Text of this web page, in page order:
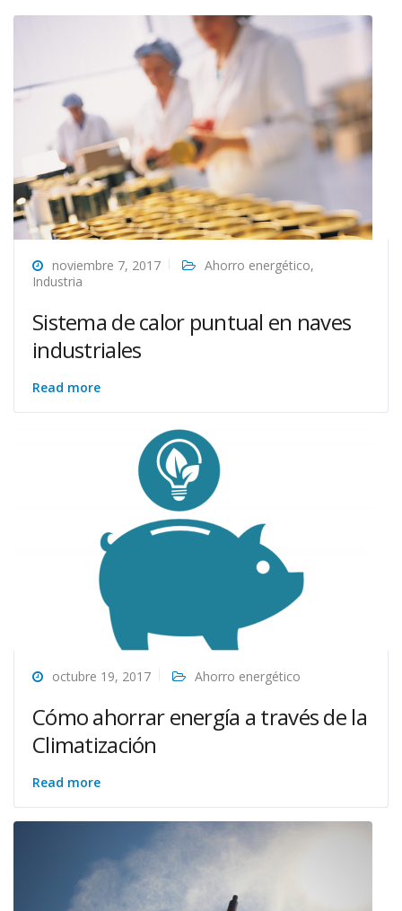
noviembre 7, 2017 Ahorro energético,
Industria
Sistema de calor puntual en naves
industriales
Read more
octubre 19, 2017 Ahorro energético
Cómo ahorrar energía a través de la
Climatización
Read more